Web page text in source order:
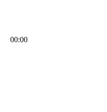
00:00